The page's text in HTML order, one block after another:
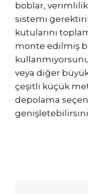
boblar,
sistemi
kutularını
monte edilmiş
veya diğer
çeşitli küçük
depolama